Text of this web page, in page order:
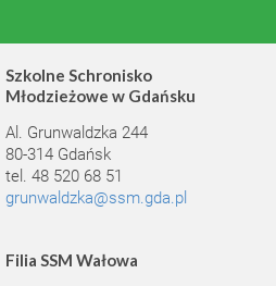
Szkolne Schronisko
Młodzieżowe w Gdańsku
Al. Grunwaldzka 244
80-314 Gdańsk
tel. 48 520 68 51
grunwaldzka@ssm.gda.pl
Filia SSM Wałowa